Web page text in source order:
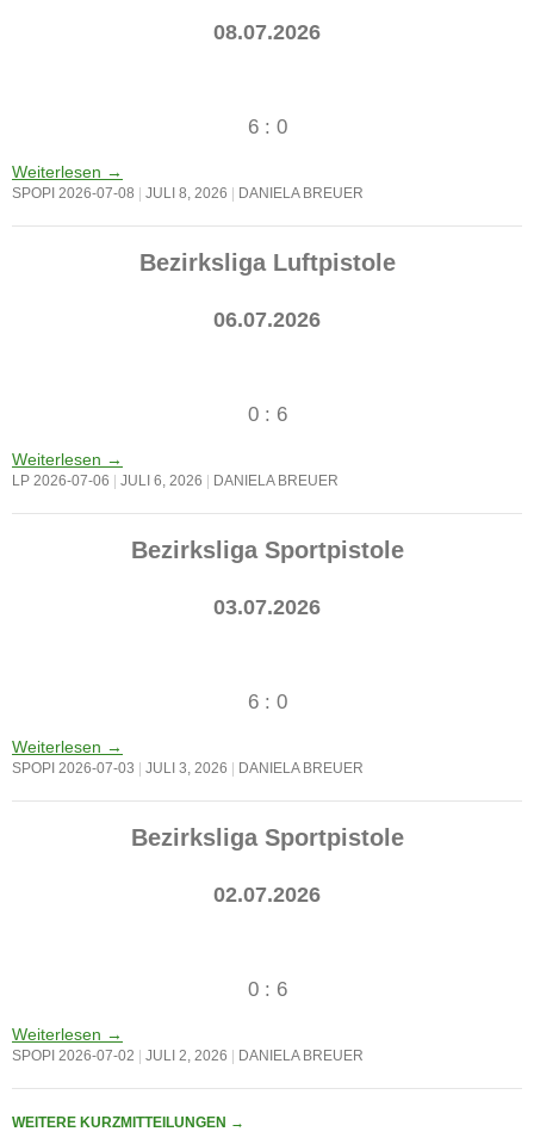
08.07.2026
6 : 0
Weiterlesen →
SPOPI 2026-07-08 JULI 8, 2026 DANIELA BREUER
Bezirksliga Luftpistole
06.07.2026
0 : 6
Weiterlesen →
LP 2026-07-06 JULI 6, 2026 DANIELA BREUER
Bezirksliga Sportpistole
03.07.2026
6 : 0
Weiterlesen →
SPOPI 2026-07-03 JULI 3, 2026 DANIELA BREUER
Bezirksliga Sportpistole
02.07.2026
0 : 6
Weiterlesen →
SPOPI 2026-07-02 JULI 2, 2026 DANIELA BREUER
WEITERE KURZMITTEILUNGEN →